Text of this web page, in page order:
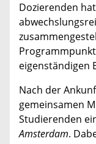
Dozierenden
eigenständigen
Nach der
gemeinsamen
Studierenden
Amsterdam.